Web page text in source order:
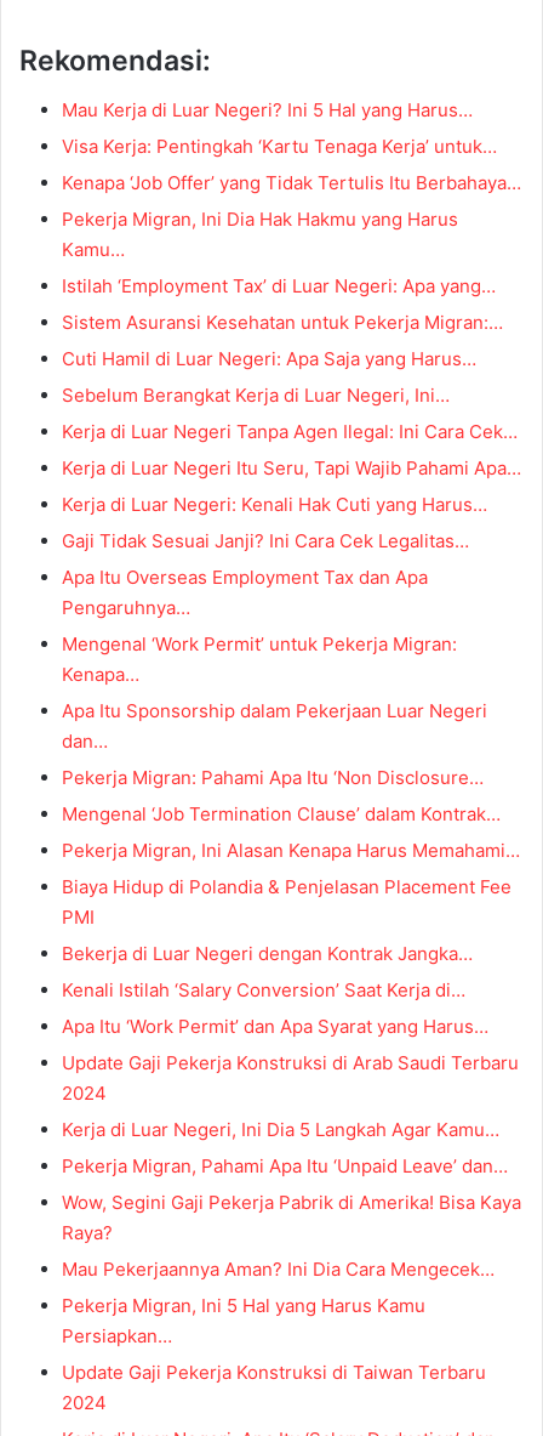
Rekomendasi:
Mau Kerja di Luar Negeri? Ini 5 Hal yang Harus…
Visa Kerja: Pentingkah ‘Kartu Tenaga Kerja’ untuk…
Kenapa ‘Job Offer’ yang Tidak Tertulis Itu Berbahaya…
Pekerja Migran, Ini Dia Hak Hakmu yang Harus
Kamu…
Istilah ‘Employment Tax’ di Luar Negeri: Apa yang…
Sistem Asuransi Kesehatan untuk Pekerja Migran:…
Cuti Hamil di Luar Negeri: Apa Saja yang Harus…
Sebelum Berangkat Kerja di Luar Negeri, Ini…
Kerja di Luar Negeri Tanpa Agen Ilegal: Ini Cara Cek…
Kerja di Luar Negeri Itu Seru, Tapi Wajib Pahami Apa…
Kerja di Luar Negeri: Kenali Hak Cuti yang Harus…
Gaji Tidak Sesuai Janji? Ini Cara Cek Legalitas…
Apa Itu Overseas Employment Tax dan Apa
Pengaruhnya…
Mengenal ‘Work Permit’ untuk Pekerja Migran:
Kenapa…
Apa Itu Sponsorship dalam Pekerjaan Luar Negeri
dan…
Pekerja Migran: Pahami Apa Itu ‘Non Disclosure…
Mengenal ‘Job Termination Clause’ dalam Kontrak…
Pekerja Migran, Ini Alasan Kenapa Harus Memahami…
Biaya Hidup di Polandia & Penjelasan Placement Fee
PMI
Bekerja di Luar Negeri dengan Kontrak Jangka…
Kenali Istilah ‘Salary Conversion’ Saat Kerja di…
Apa Itu ‘Work Permit’ dan Apa Syarat yang Harus…
Update Gaji Pekerja Konstruksi di Arab Saudi Terbaru
2024
Kerja di Luar Negeri, Ini Dia 5 Langkah Agar Kamu…
Pekerja Migran, Pahami Apa Itu ‘Unpaid Leave’ dan…
Wow, Segini Gaji Pekerja Pabrik di Amerika! Bisa Kaya
Raya?
Mau Pekerjaannya Aman? Ini Dia Cara Mengecek…
Pekerja Migran, Ini 5 Hal yang Harus Kamu
Persiapkan…
Update Gaji Pekerja Konstruksi di Taiwan Terbaru
2024